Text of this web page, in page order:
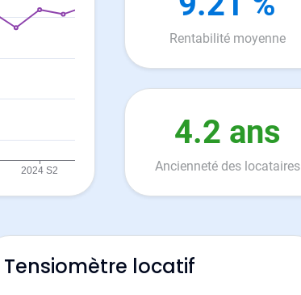
Rentabilité moyenne
4.2 ans
Ancienneté des locataires
Tensiomètre locatif